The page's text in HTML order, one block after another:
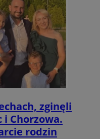
zginęli
i Chorzowa.
rodzin